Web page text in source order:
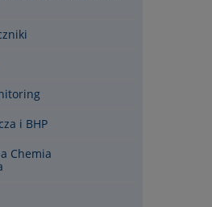
i BHP
Chemia